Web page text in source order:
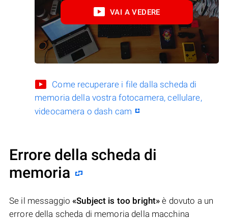
VAI A VEDERE
Come recuperare i file dalla scheda di
memoria della vostra fotocamera, cellulare,
videocamera o dash cam
Errore della scheda di
memoria
Se il messaggio«Subject is too bright» è dovuto a un
errore della scheda di memoria della macchina